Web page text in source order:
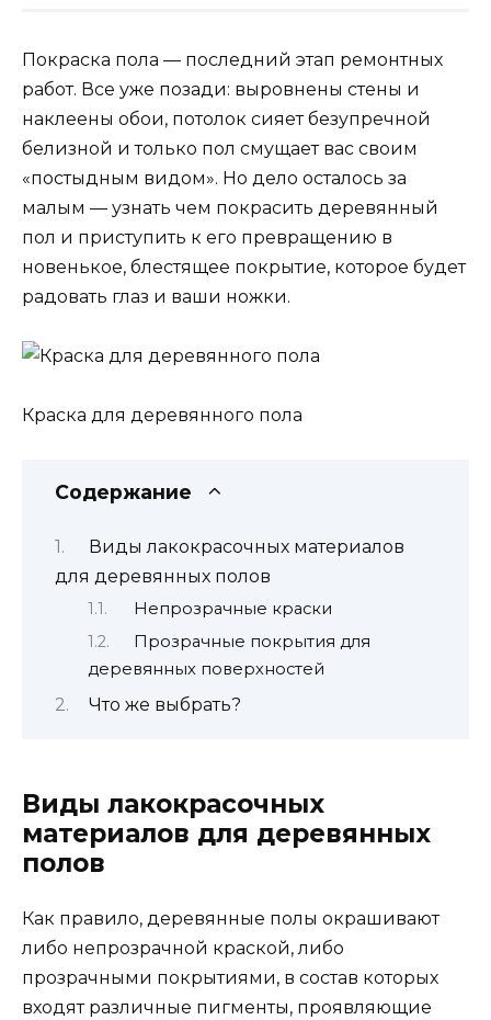
Покраска пола — последний этап ремонтных
работ. Все уже позади: выровнены стены и
наклеены обои, потолок сияет безупречной
белизной и только пол смущает вас своим
«постыдным видом». Но дело осталось за
малым — узнать чем покрасить деревянный
пол и приступить к его превращению в
новенькое, блестящее покрытие, которое будет
радовать глаз и ваши ножки.
Краска для деревянного пола
Содержание
Виды лакокрасочных материалов
для деревянных полов
Непрозрачные краски
Прозрачные покрытия для
деревянных поверхностей
Что же выбрать?
Виды лакокрасочных
материалов для деревянных
полов
Как правило, деревянные полы окрашивают
либо непрозрачной краской, либо
прозрачными покрытиями, в состав которых
входят различные пигменты, проявляющие